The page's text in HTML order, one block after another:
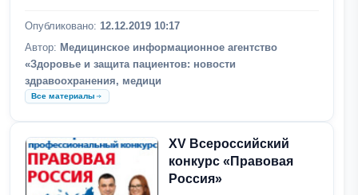
Опубликовано: 12.12.2019 10:17
Автор: Медицинское информационное агентство
«Здоровье и защита пациентов: новости
здравоохранения, медици
Все материалы
XV Всероссийский
конкурс «Правовая
Россия»